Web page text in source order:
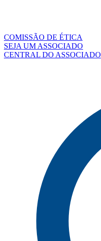
COMISSÃO DE ÉTICA
SEJA UM ASSOCIADO
CENTRAL DO ASSOCIADO